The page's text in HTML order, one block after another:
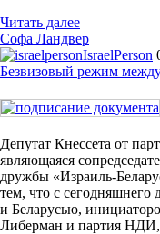
Читать далее
Софа Ландвер
IsraelPerson
Безвизовый режим
Депутат Кнессета от
являющаяся
дружбы «Израиль-
тем, что с
и Беларусью,
Либерман и партия НДИ,